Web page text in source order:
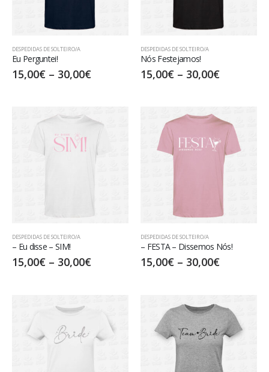
DESPEDIDAS DE SOLTEIRO/A
Eu Perguntei!
15,00€ – 30,00€
DESPEDIDAS DE SOLTEIRO/A
Nós Festejamos!
15,00€ – 30,00€
DESPEDIDAS DE SOLTEIRO/A
– Eu disse – SIM!
15,00€ – 30,00€
DESPEDIDAS DE SOLTEIRO/A
– FESTA – Dissemos Nós!
15,00€ – 30,00€